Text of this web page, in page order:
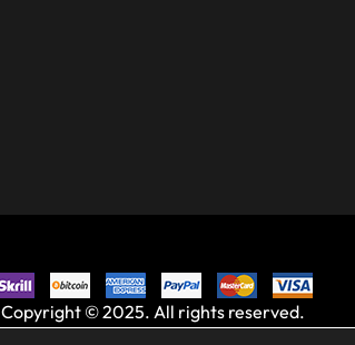
Copyright © 2025. All rights reserved.